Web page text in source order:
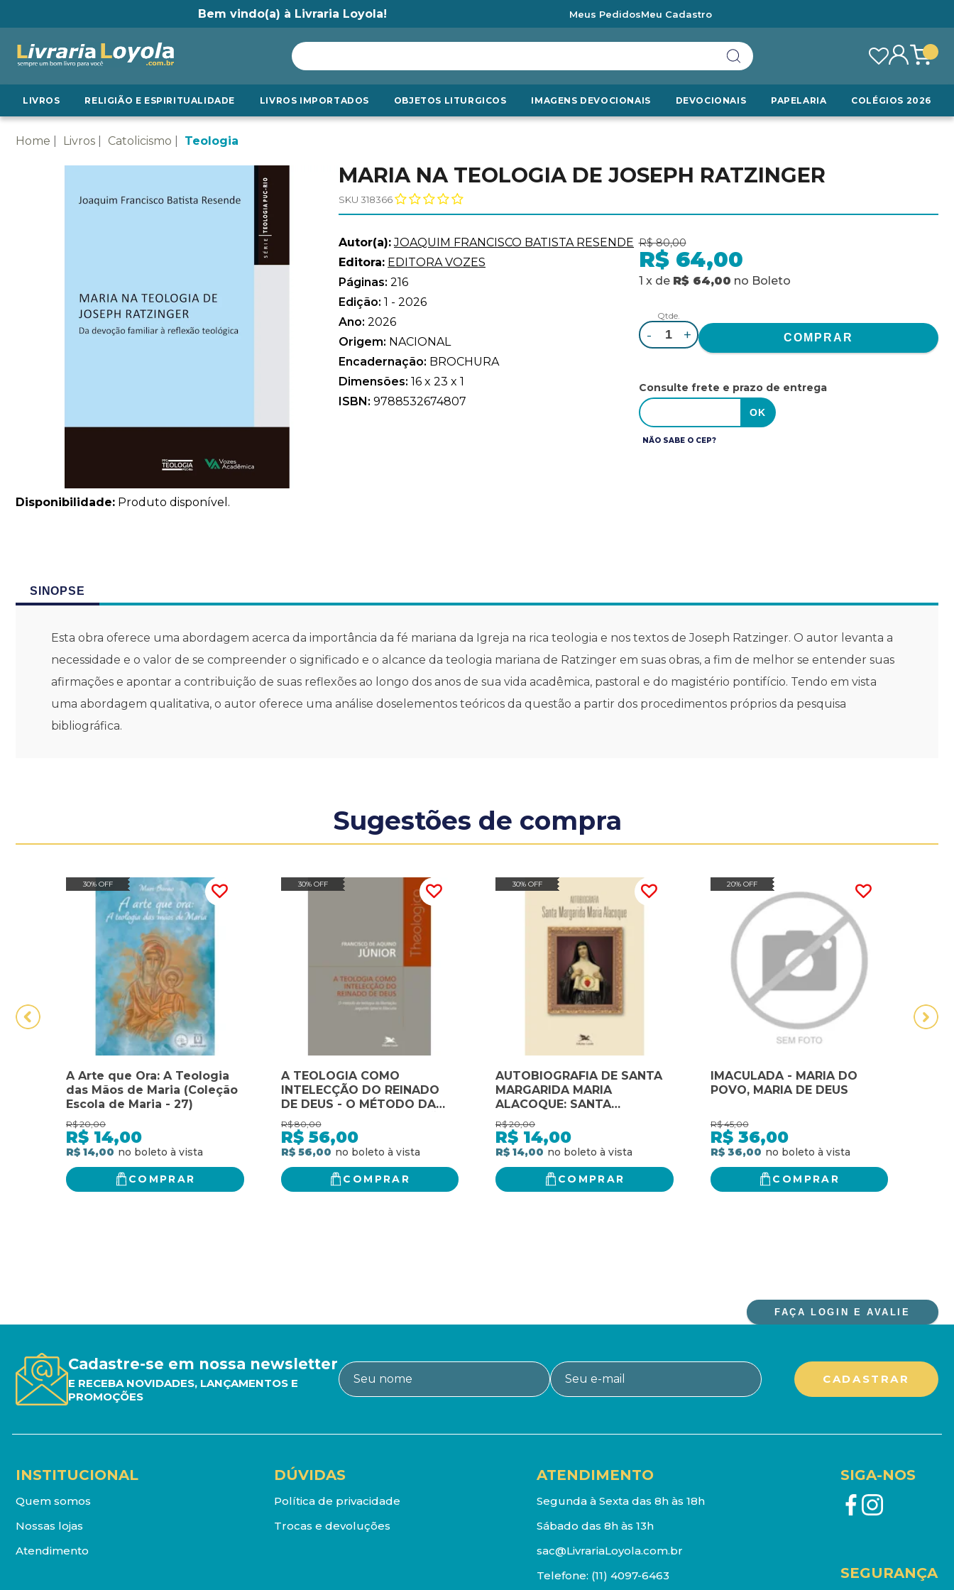
Bem vindo(a) à Livraria Loyola! Meus PedidosMeu Cadastro
LIVROS RELIGIÃO E ESPIRITUALIDADE LIVROS IMPORTADOS OBJETOS LITURGICOS IMAGENS DEVOCIONAIS DEVOCIONAIS PAPELARIA COLÉGIOS 2026
Home Livros Catolicismo Teologia
Disponibilidade: Produto disponível.
MARIA NA TEOLOGIA DE JOSEPH RATZINGER
SKU 318366
Autor(a): JOAQUIM FRANCISCO BATISTA RESENDE
Editora: EDITORA VOZES
Páginas: 216
Edição: 1 - 2026
Ano: 2026
Origem: NACIONAL
Encadernação: BROCHURA
Dimensões: 16 x 23 x 1
ISBN: 9788532674807
R$ 80,00
R$ 64,00
1 x de R$ 64,00 no Boleto
Qtde.
- +
Consulte frete e prazo de entrega
NÃO SABE O CEP?
SINOPSE
Esta obra oferece uma abordagem acerca da importância da fé mariana da Igreja na rica teologia e nos textos de Joseph Ratzinger. O autor levanta a
necessidade e o valor de se compreender o significado e o alcance da teologia mariana de Ratzinger em suas obras, a fim de melhor se entender suas
afirmações e apontar a contribuição de suas reflexões ao longo dos anos de sua vida acadêmica, pastoral e do magistério pontifício. Tendo em vista
uma abordagem qualitativa, o autor oferece uma análise doselementos teóricos da questão a partir dos procedimentos próprios da pesquisa
bibliográfica.
Sugestões de compra
30% OFF
A Arte que Ora: A Teologia
das Mãos de Maria (Coleção
Escola de Maria - 27)
R$ 20,00
R$ 14,00
R$ 14,00
COMPRAR
30% OFF
A TEOLOGIA COMO
INTELECÇÃO DO REINADO
DE DEUS - O MÉTODO DA
TEOLOGIA DA LIBERTAÇÃO
SEGUNDO IGNACIO
ELLACURIA
R$ 80,00
R$ 56,00
R$ 56,00
COMPRAR
30% OFF
AUTOBIOGRAFIA DE SANTA
MARGARIDA MARIA
ALACOQUE: SANTA
MARGARIDA MARIA
ALACOQUE
R$ 20,00
R$ 14,00
R$ 14,00
COMPRAR
20% OFF
IMACULADA - MARIA DO
POVO, MARIA DE DEUS
R$ 45,00
R$ 36,00
R$ 36,00
COMPRAR
FAÇA LOGIN E AVALIE
Cadastre-se em nossa newsletter
E RECEBA NOVIDADES, LANÇAMENTOS E
PROMOÇÕES
INSTITUCIONAL
Quem somos
Nossas lojas
Atendimento
DÚVIDAS
Política de privacidade
Trocas e devoluções
ATENDIMENTO
Segunda à Sexta das 8h às 18h
Sábado das 8h às 13h
sac@LivrariaLoyola.com.br
Telefone: (11) 4097-6463
SIGA-NOS
SEGURANÇA